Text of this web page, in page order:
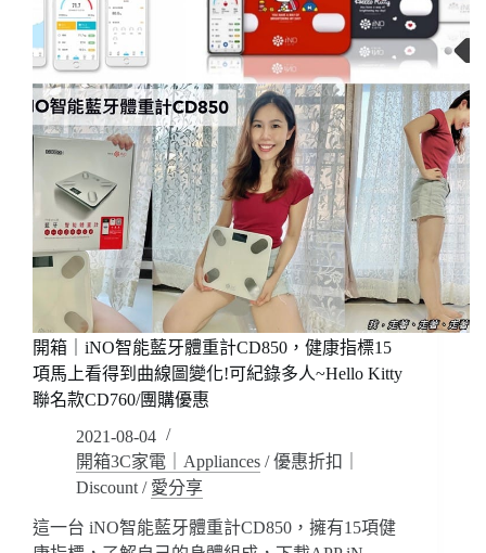
開箱｜iNO智能藍牙體重計CD850，健康指標15
項馬上看得到曲線圖變化!可紀錄多人~Hello Kitty
聯名款CD760/團購優惠
2021-08-04
開箱3C家電｜Appliances /優惠折扣｜
Discount / 愛分享
這一台 iNO智能藍牙體重計CD850，擁有15項健